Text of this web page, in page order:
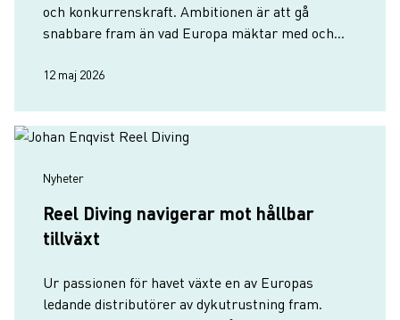
och konkurrenskraft. Ambitionen är att gå
snabbare fram än vad Europa mäktar med och
initiativ, samordnad…
12 maj 2026
Nyheter
Reel Diving navigerar mot hållbar
tillväxt
Ur passionen för havet växte en av Europas
ledande distributörer av dykutrustning fram.